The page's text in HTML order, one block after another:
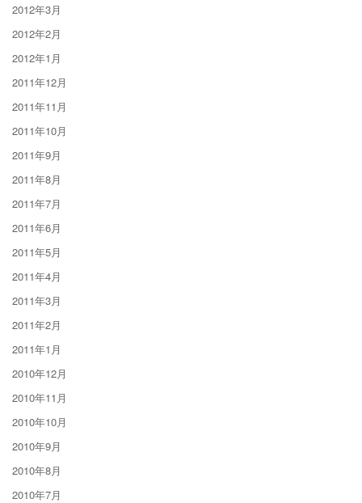
2012年3月
2012年2月
2012年1月
2011年12月
2011年11月
2011年10月
2011年9月
2011年8月
2011年7月
2011年6月
2011年5月
2011年4月
2011年3月
2011年2月
2011年1月
2010年12月
2010年11月
2010年10月
2010年9月
2010年8月
2010年7月